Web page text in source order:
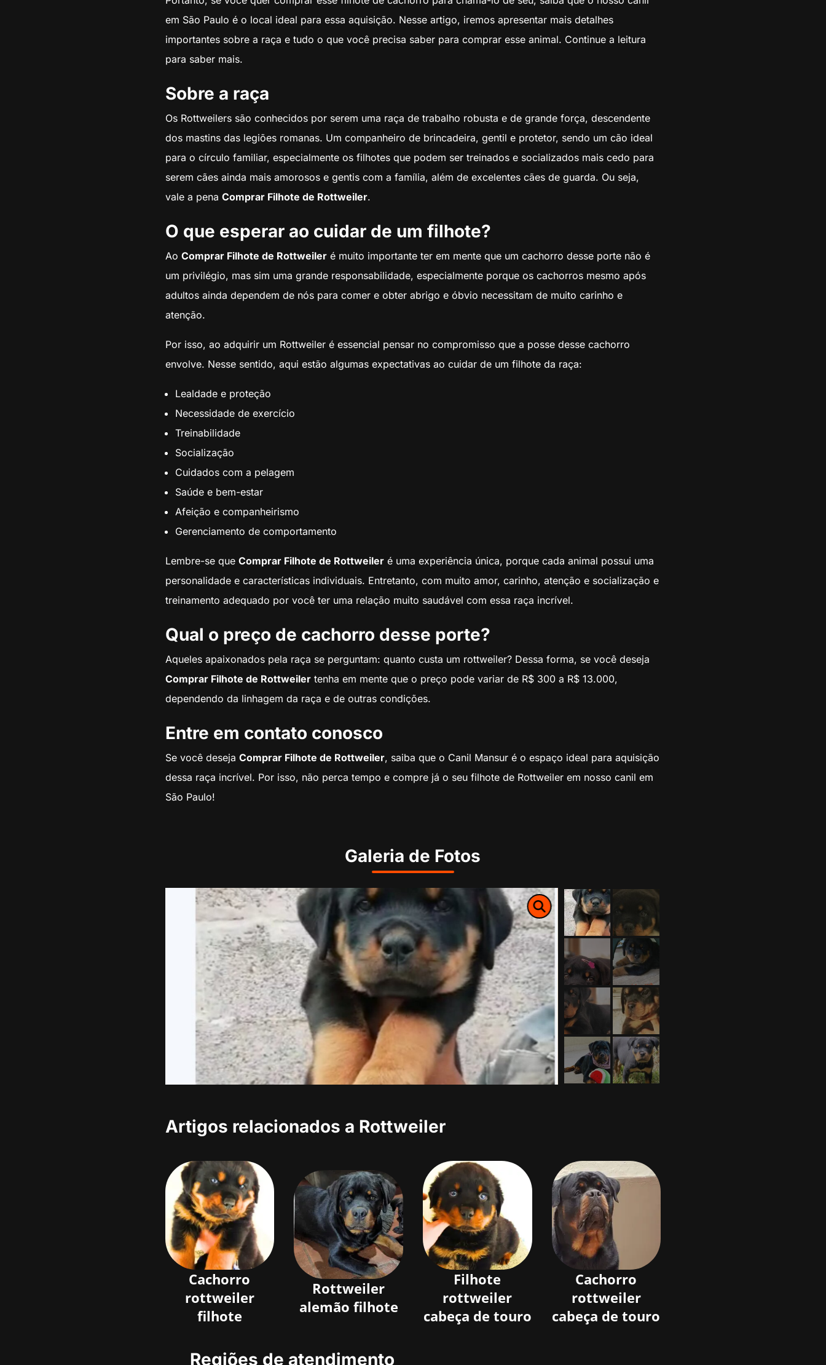
em São Paulo é o local ideal para essa aquisição. Nesse artigo, iremos apresentar mais detalhes
importantes sobre a raça e tudo o que você precisa saber para comprar esse animal. Continue a leitura
para saber mais.
Sobre a raça
Os Rottweilers são conhecidos por serem uma raça de trabalho robusta e de grande força, descendente
dos mastins das legiões romanas. Um companheiro de brincadeira, gentil e protetor, sendo um cão ideal
para o círculo familiar, especialmente os filhotes que podem ser treinados e socializados mais cedo para
serem cães ainda mais amorosos e gentis com a família, além de excelentes cães de guarda. Ou seja,
vale a pena Comprar Filhote de Rottweiler.
O que esperar ao cuidar de um filhote?
Ao Comprar Filhote de Rottweileré muito importante ter em mente que um cachorro desse porte não é
um privilégio, mas sim uma grande responsabilidade, especialmente porque os cachorros mesmo após
adultos ainda dependem de nós para comer e obter abrigo e óbvio necessitam de muito carinho e
atenção.
Por isso, ao adquirir um Rottweiler é essencial pensar no compromisso que a posse desse cachorro
envolve. Nesse sentido, aqui estão algumas expectativas ao cuidar de um filhote da raça:
Lealdade e proteção
Necessidade de exercício
Treinabilidade
Socialização
Cuidados com a pelagem
Saúde e bem-estar
Afeição e companheirismo
Gerenciamento de comportamento
Lembre-se que Comprar Filhote de Rottweileré uma experiência única, porque cada animal possui uma
personalidade e características individuais. Entretanto, com muito amor, carinho, atenção e socialização e
treinamento adequado por você ter uma relação muito saudável com essa raça incrível.
Qual o preço de cachorro desse porte?
Aqueles apaixonados pela raça se perguntam: quanto custa um rottweiler? Dessa forma, se você deseja
Comprar Filhote de Rottweilertenha em mente que o preço pode variar de R$ 300 a R$ 13.000,
dependendo da linhagem da raça e de outras condições.
Entre em contato conosco
Se você deseja Comprar Filhote de Rottweiler, saiba que o Canil Mansur é o espaço ideal para aquisição
dessa raça incrível. Por isso, não perca tempo e compre já o seu filhote de Rottweiler em nosso canil em
São Paulo!
Galeria de Fotos
Artigos relacionados a Rottweiler
Cachorro
rottweiler
filhote
Rottweiler
alemão filhote
Filhote
rottweiler
cabeça de touro
Cachorro
rottweiler
cabeça de touro
Regiões de atendimento